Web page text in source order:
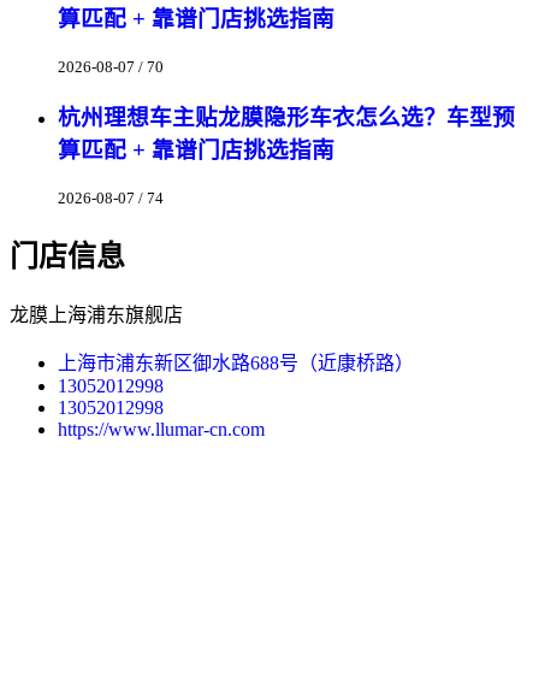
算匹配 + 靠谱门店挑选指南
2026-08-07 / 70
杭州理想车主贴龙膜隐形车衣怎么选？车型预
算匹配 + 靠谱门店挑选指南
2026-08-07 / 74
门店信息
龙膜上海浦东旗舰店
上海市浦东新区御水路688号（近康桥路）
13052012998
13052012998
https://www.llumar-cn.com